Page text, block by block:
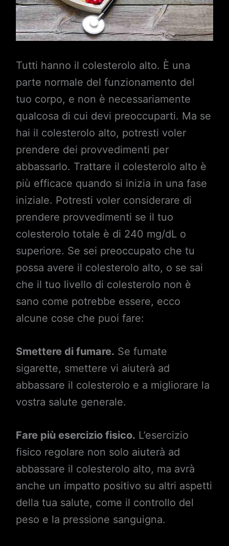
Tutti hanno il colesterolo alto. È una
parte normale del funzionamento del
tuo corpo, e non è necessariamente
qualcosa di cui devi preoccuparti. Ma se
hai il colesterolo alto, potresti voler
prendere dei provvedimenti per
abbassarlo. Trattare il colesterolo alto è
più efficace quando si inizia in una fase
iniziale. Potresti voler considerare di
prendere provvedimenti se il tuo
colesterolo totale è di 240 mg/dL o
superiore. Se sei preoccupato che tu
possa avere il colesterolo alto, o se sai
che il tuo livello di colesterolo non è
sano come potrebbe essere, ecco
alcune cose che puoi fare:
Smettere di fumare. Se fumate
sigarette, smettere vi aiuterà ad
abbassare il colesterolo e a migliorare la
vostra salute generale.
Fare più esercizio fisico. L’esercizio
fisico regolare non solo aiuterà ad
abbassare il colesterolo alto, ma avrà
anche un impatto positivo su altri aspetti
della tua salute, come il controllo del
peso e la pressione sanguigna.